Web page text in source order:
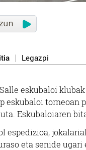
Legazpi
eskubaloi
eskubaloi torneoan
Eskubaloiaren
espedizioa,
eta senide ugari